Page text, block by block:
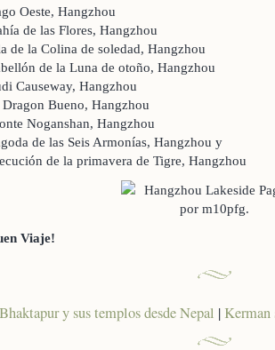
Oeste, Hangzhou
de las Flores, Hangzhou
de la Colina de soledad, Hangzhou
de la Luna de otoño, Hangzhou
Causeway, Hangzhou
Bueno, Hangzhou
Noganshan, Hangzhou
de las Seis Armonías, Hangzhou y
de la primavera de Tigre, Hangzhou
Viaje!
Bhaktapur y sus templos desde Nepal | Kerman